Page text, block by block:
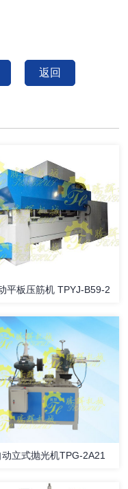
返回
平板压筋机 TPYJ-B59-2
动立式抛光机TPG-2A21